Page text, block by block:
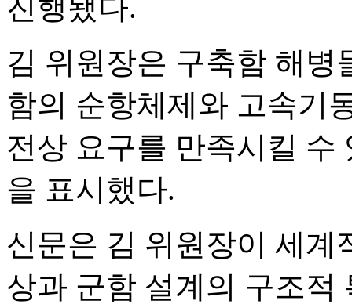
진행됐다.
김 위원장은 구축함 해
함의 순항체제와 고속기
전상 요구를 만족시킬
을 표시했다.
신문은 김 위원장이 세계
상과 군함 설계의 구조적